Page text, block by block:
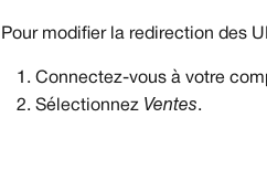
Pour modifier la redirection des
Connectez-vous à votre
Sélectionnez Ventes.